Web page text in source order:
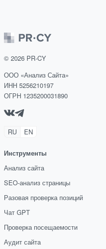
© 2026 PR-CY
ООО «Анализ Сайта»
ИНН 5256210197
ОГРН 1235200031890
RU EN
Инструменты
Анализ сайта
SEO-анализ страницы
Разовая проверка позиций
Чат GPT
Проверка посещаемости
Аудит сайта